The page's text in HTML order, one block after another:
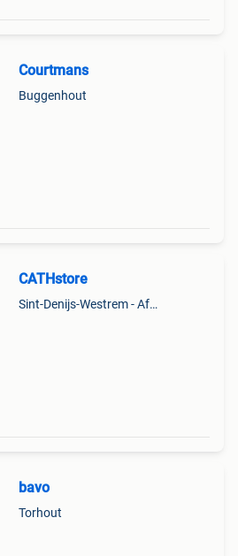
Courtmans
Buggenhout
CATHstore
Sint-Denijs-Westrem - Afsnee
bavo
Torhout